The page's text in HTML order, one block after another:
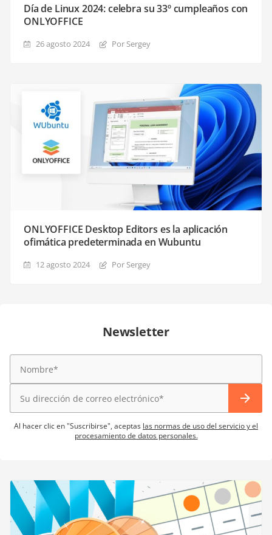
Día de Linux 2024: celebra su 33º cumpleaños con
ONLYOFFICE
26 agosto 2024 Por Sergey
ONLYOFFICE Desktop Editors es la aplicación
ofimática predeterminada en Wubuntu
12 agosto 2024 Por Sergey
Newsletter
Al hacer clic en "Suscribirse", aceptas las normas de uso del servicio y el
procesamiento de datos personales.